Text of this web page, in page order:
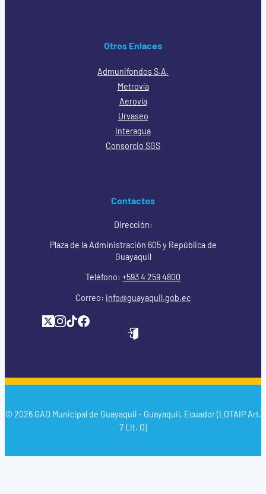
Otros Enlaces
Admunifondos S.A.
Metrovía
Aerovía
Urvaseo
Interagua
Consorcio SGS
Contactos
Dirección:
Plaza de la Administración 605 y República de
Guayaquil
Teléfono: +593 4 259 4800
Correo: info@guayaquil.gob.ec
© 2026 GAD Municipal de Guayaquil - Guayaquil, Ecuador (LOTAIP Art.
7 Lit. O)